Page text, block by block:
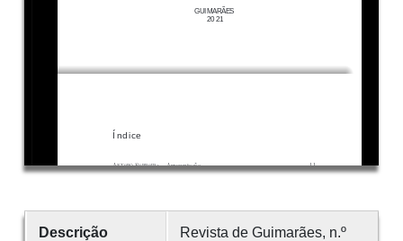
Descrição
Revista de Guimarães, n.º